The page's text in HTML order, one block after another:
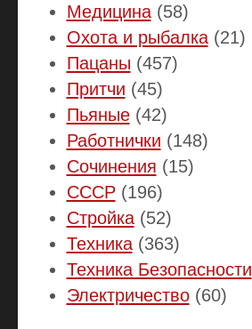
Медицина(58)
Охота и рыбалка(21)
Пацаны (457)
Притчи (45)
Пьяные(42)
Работнички (148)
Сочинения (15)
СССР(196)
Стройка(52)
Техника(363)
Техника Безопасности
Электричество(60)